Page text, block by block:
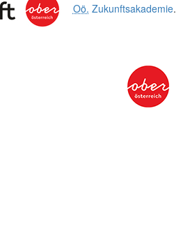
Oö. Zukunftsakademie.